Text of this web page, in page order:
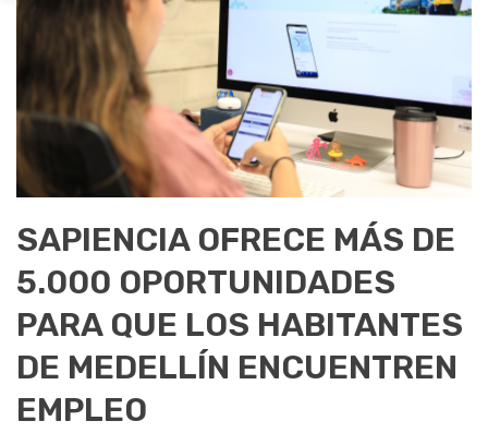
SAPIENCIA OFRECE MÁS DE
5.000 OPORTUNIDADES
PARA QUE LOS HABITANTES
DE MEDELLÍN ENCUENTREN
EMPLEO